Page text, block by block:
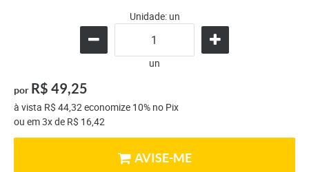
Unidade: un
un
por R$ 49,25
à vista R$ 44,32economize 10% no Pix
ou em3xde R$ 16,42
AVISE-ME